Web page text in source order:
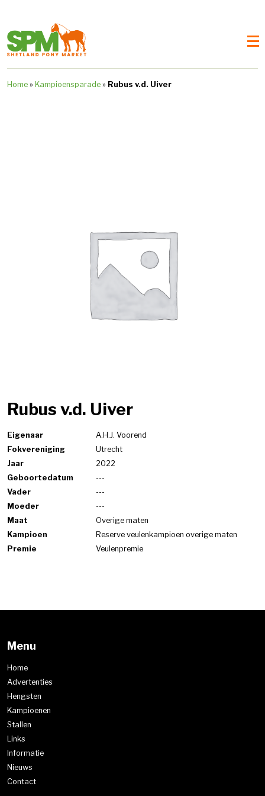
Home » Kampioensparade » Rubus v.d. Uiver
Rubus v.d. Uiver
Eigenaar
A.H.J. Voorend
Fokvereniging
Utrecht
Jaar
2022
Geboortedatum
---
Vader
---
Moeder
---
Maat
Overige maten
Kampioen
Reserve veulenkampioen overige maten
Premie
Veulenpremie
Menu
Home
Advertenties
Hengsten
Kampioenen
Stallen
Links
Informatie
Nieuws
Contact